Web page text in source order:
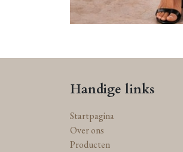
Handige links
Startpagina
Over ons
Producten